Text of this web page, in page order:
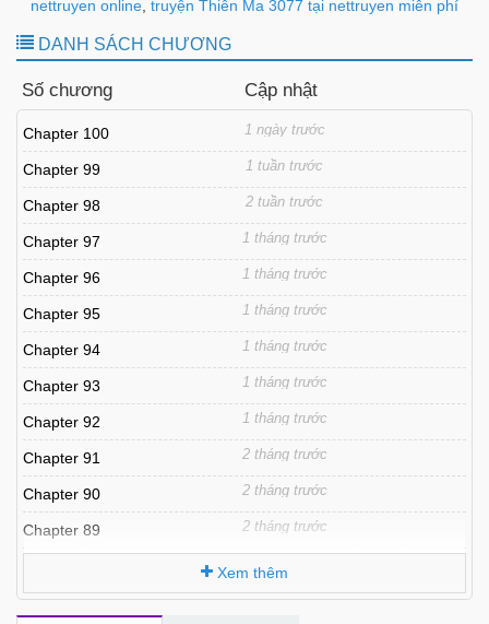
nettruyen online truyện Thiên Ma 3077 tại nettruyen miễn phí
DANH SÁCH CHƯƠNG
Số chương Cập nhật
Chapter 100 1 ngày trước
Chapter 99 1 tuần trước
Chapter 98 2 tuần trước
Chapter 97 1 tháng trước
Chapter 96 1 tháng trước
Chapter 95 1 tháng trước
Chapter 94 1 tháng trước
Chapter 93 1 tháng trước
Chapter 92 1 tháng trước
Chapter 91 2 tháng trước
Chapter 90 2 tháng trước
Chapter 89 2 tháng trước
Chapter 87 3 tháng trước
Xem thêm